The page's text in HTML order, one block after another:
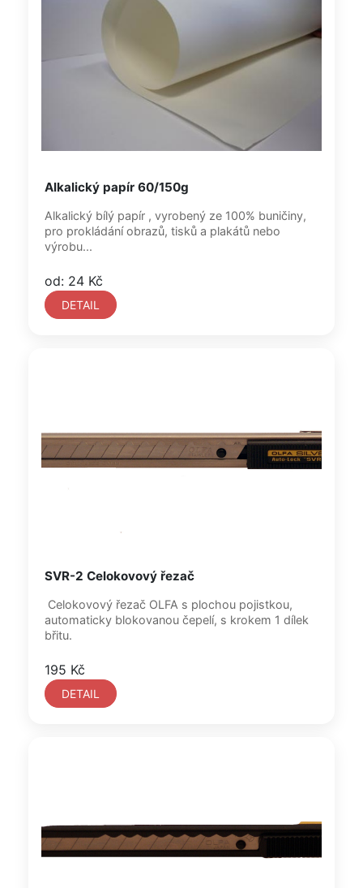
Alkalický papír 60/150g
Alkalický bílý papír , vyrobený ze 100% buničiny,
pro prokládání obrazů, tisků a plakátů nebo
výrobu...
od: 24 Kč
DETAIL
SVR-2 Celokovový řezač
Celokovový řezač OLFA s plochou pojistkou,
automaticky blokovanou čepelí, s krokem 1 dílek
břitu.
195 Kč
DETAIL